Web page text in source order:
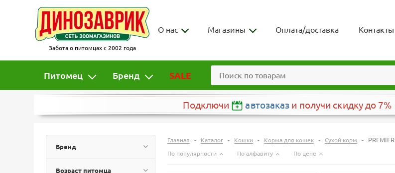
Забота о питомцах с 2002 года
О нас Магазины Оплата/доставка Контакты
Питомец Бренд SALE
Подключи автозаказ и получи скидку до 7%
Бренд
Возраст питомца
Главная - Каталог - Кошки - Корма для кошек - Сухой корм - PREMIER
По популярности По алфавиту По цене